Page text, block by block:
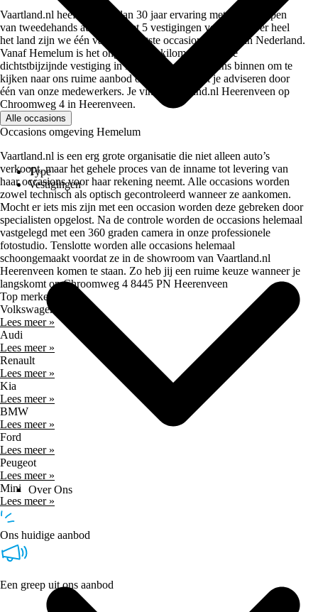
Type
Vestigingen
Over Ons
Vaartland.nl heeft al meer dan 30 jaar ervaring met het verkopen
van tweedehands auto’s en met 5 vestigingen verspreid over heel
het land zijn we één van de grootste occasiondealers van Nederland.
Vanaf Hemelum is het ongeveer 50 kilometer naar de
dichtstbijzijnde vestiging in Heerenveen. Loop eens binnen om te
kijken naar ons ruime aanbod occasions en laat je adviseren door
één van onze medewerkers. Je vindt Vaartland.nl Heerenveen op
Chroomweg 4 in Heerenveen.
Alle occasions
Occasions omgeving Hemelum
Vaartland.nl is een erg grote organisatie die niet alleen auto’s
verkoopt, maar het gehele proces van de inname tot levering van
haar occasions voor haar rekening neemt. Alle occasions worden
zowel technisch als optisch gecontroleerd wanneer ze aankomen.
Mocht er iets mis zijn met een occasion worden deze gebreken door
specialisten opgelost. Na de controle worden de occasions helemaal
vastgelegd met een 360 graden camera in onze professionele
fotostudio. Tenslotte worden alle occasions helemaal
schoongemaakt voordat ze in de showroom van Vaartland.nl
Heerenveen komen te staan. Zo heb jij een ruime keuze wanneer je
langskomt op Chroomweg 4 8445 PN Heerenveen
Top merken
Volkswagen
Lees meer »
Audi
Lees meer »
Renault
Lees meer »
Kia
Lees meer »
BMW
Lees meer »
Ford
Lees meer »
Peugeot
Lees meer »
Mini
Lees meer »
Ons huidige aanbod
Een greep uit ons aanbod